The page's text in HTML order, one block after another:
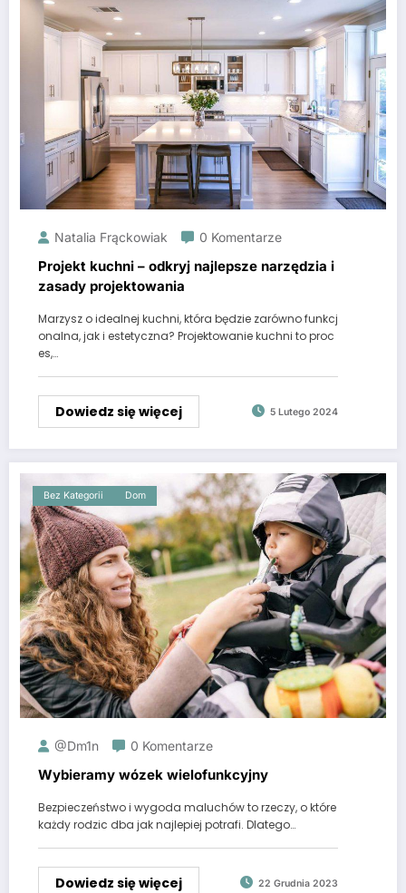
Natalia Frąckowiak 0 Komentarze
Projekt kuchni – odkryj najlepsze narzędzia i
zasady projektowania
Marzysz o idealnej kuchni, która będzie zarówno funkcj
onalna, jak i estetyczna? Projektowanie kuchni to proc
es,…
Dowiedz się więcej 5 Lutego 2024
Bez Kategorii Dom
@dm1n 0 Komentarze
Wybieramy wózek wielofunkcyjny
Bezpieczeństwo i wygoda maluchów to rzeczy, o które
każdy rodzic dba jak najlepiej potrafi. Dlatego…
Dowiedz się więcej 22 Grudnia 2023